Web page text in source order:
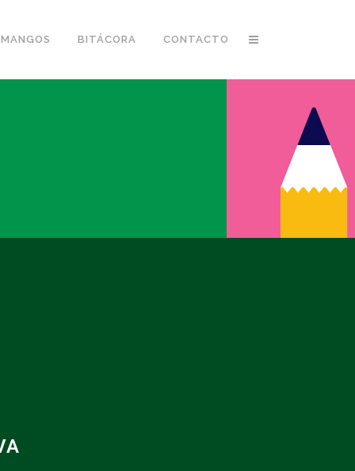
BITÁCORA CONTACTO